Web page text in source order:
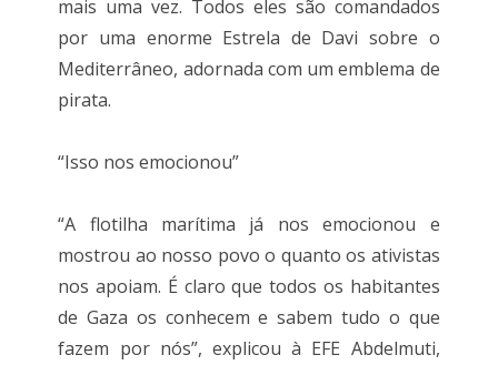
mais uma vez. Todos eles são comandados
por uma enorme Estrela de Davi sobre o
Mediterrâneo, adornada com um emblema de
pirata.
“Isso nos emocionou”
“A flotilha marítima já nos emocionou e
mostrou ao nosso povo o quanto os ativistas
nos apoiam. É claro que todos os habitantes
de Gaza os conhecem e sabem tudo o que
fazem por nós”, explicou à EFE Abdelmuti,